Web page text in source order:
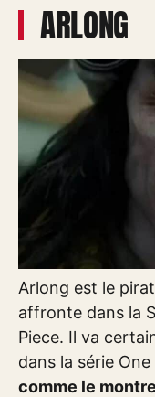
ARLONG
Arlong est le
affronte dans la
Piece. Il va
dans la série
comme le